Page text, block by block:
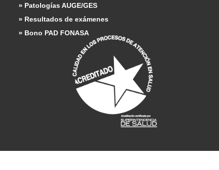
» Patologías AUGE/GES
» Resultados de exámenes
» Bono PAD FONASA